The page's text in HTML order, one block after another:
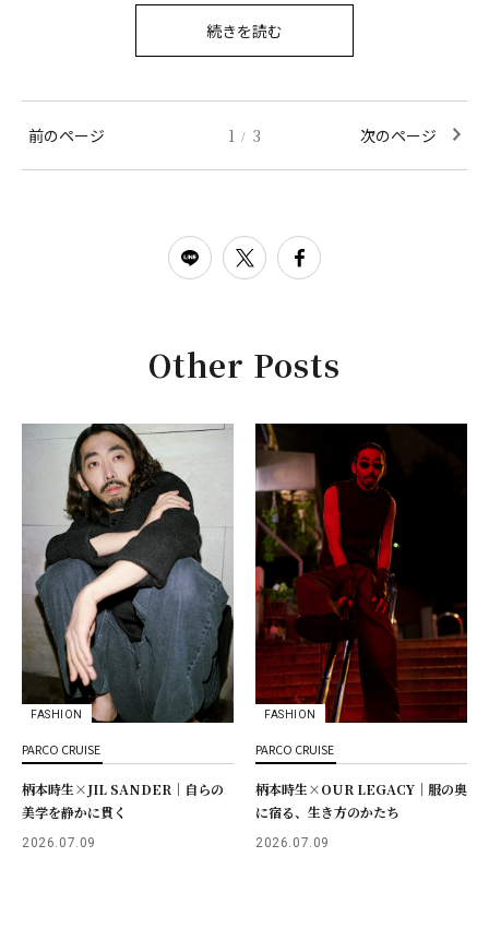
続きを読む
前のページ 1 / 3 次のページ
Other Posts
FASHION
PARCO CRUISE
柄本時生×JIL SANDER｜自らの
美学を静かに貫く
2026.07.09
FASHION
PARCO CRUISE
柄本時生×OUR LEGACY｜服の奥
に宿る、生き方のかたち
2026.07.09